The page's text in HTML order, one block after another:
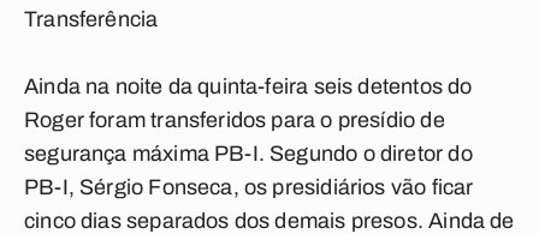
Transferência
Ainda na noite da quinta-feira seis detentos do
Roger foram transferidos para o presídio de
segurança máxima PB-I. Segundo o diretor do
PB-I, Sérgio Fonseca, os presidiários vão ficar
cinco dias separados dos demais presos. Ainda de